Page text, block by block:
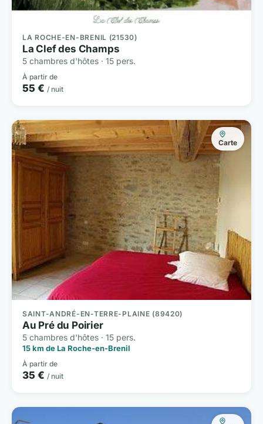
LA ROCHE-EN-BRENIL (21530)
La Clef des Champs
5 chambres d'hôtes · 15 pers.
À partir de
55 € / nuit
Carte
SAINT-ANDRÉ-EN-TERRE-PLAINE (89420)
Au Pré du Poirier
5 chambres d'hôtes · 15 pers.
15 km de La Roche-en-Brenil
À partir de
35 € / nuit